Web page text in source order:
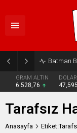
GRAM ALTIN
6.528,76
DOLAR
Tarafsız
Anasayfa